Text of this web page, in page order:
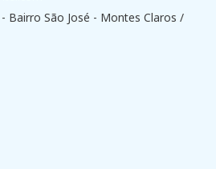
Bairro São José - Montes Claros /